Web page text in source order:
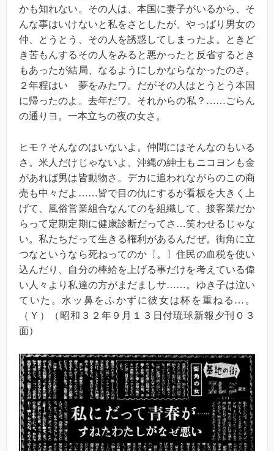
かも知れない。その人は、本国に妻子がいるから、そ
んな事はいけないと私をさとしたが、やっぱり男女の
仲、とうとう、その人を誘惑してしまったよ。ときど
き苦もんするその人をみると悪かったと反省するとき
もあったが結局、なるようにしかならなかったのさ。
２年程はいゝ夢をみたワ。だがその人はとうとう本国
に帰ったのよ。去年だワ。それからの私？……ごらん
の通りヨ。一本立ちの夜の女さ。
ヒモ？そんなのはいないよ。仲間にはそんなのもいる
さ。米人だけじゃないよ、沖縄の紳士もニコヨンも金
があれば男は皆動物さ。デカに追われながらのこの商
売も中々だよ……皆で目の仇にするが看板を大きく上
げて、風俗営業組合なんてのを組織して、接客業だか
らって定期定期に健康診断だってさ…笑わせるじゃな
い。私たちだって生きる権利があるんだぜ。街角に立
つなというなら死ねってのか〔。〕住民の血税を使い
込んだり、自分の棒給を上げる事だけを考えている偉
い人々より私達の方がまだましサ……。ゆき子は泣い
ていた。水ッ鼻をふかずに彼女は杯を重ねる…。
（Ｙ）（昭和３２年９月１３日付琉球新報夕刊０３
面）